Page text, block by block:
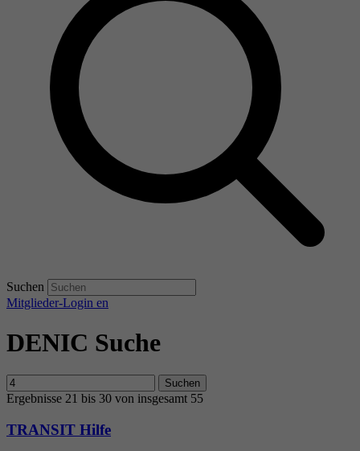
Suchen
Mitglieder-Login en
DENIC Suche
Suchen
Ergebnisse 21 bis 30 von insgesamt 55
TRANSIT Hilfe